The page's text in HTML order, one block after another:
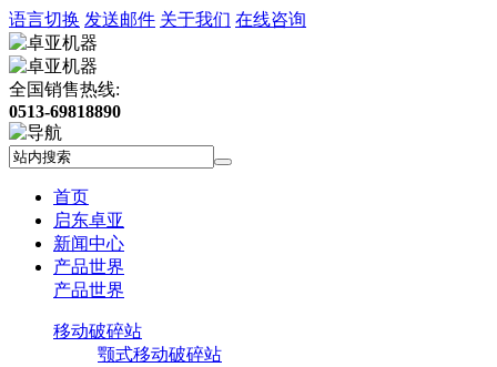
语言切换 发送邮件 关于我们 在线咨询
全国销售热线:
0513-69818890
首页
启东卓亚
新闻中心
产品世界
产品世界
移动破碎站
颚式移动破碎站